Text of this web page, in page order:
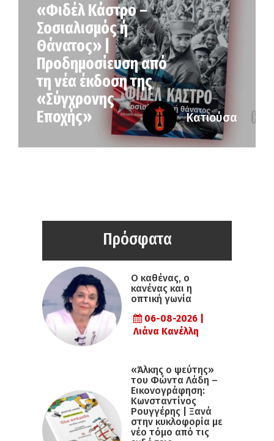
«Φιδέλ Κάστρο –
Σοσιαλισμός ή
Θάνατος» |
Προδημοσίευση από
τη νέα έκδοση της
«Σύγχρονης
Εποχής»
Κατιούσα
Πρόσφατα
Ο καθένας, ο
κανένας και η
οπτική γωνία
06-08-2026 |
Λιάνα Κανέλλη
«Άλκης ο ψεύτης»
του Φώντα Λάδη –
Εικονογράφηση:
Κωνσταντίνος
Ρουγγέρης | Ξανά
στην κυκλοφορία με
νέο τόμο από τις